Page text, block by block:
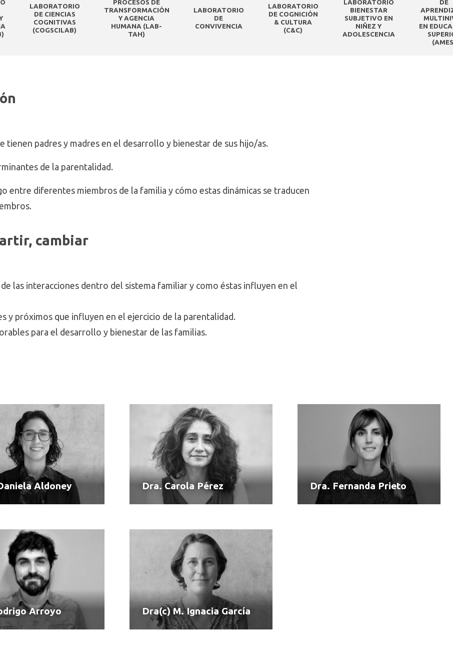
LABORATORIO
DE CIENCIAS
COGNITIVAS
(COGSCILAB)
PROCESOS DE
TRANSFORMACIÓN
Y AGENCIA
HUMANA (LAB-
TAH)
LABORATORIO
DE
CONVIVENCIA
LABORATORIO
DE COGNICIÓN
& CULTURA
(C&C)
LABORATORIO
BIENESTAR
SUBJETIVO EN
NIÑEZ Y
ADOLESCENCIA
DE
EN
tienen padres y madres en el desarrollo y bienestar de sus hijo/as.
de la parentalidad.
entre diferentes miembros de la familia y cómo estas dinámicas se traducen
cambiar
las interacciones dentro del sistema familiar y como éstas influyen en el
y próximos que influyen en el ejercicio de la parentalidad.
para el desarrollo y bienestar de las familias.
Aldoney Dra. Carola Pérez Dra. Fernanda Prieto
Arroyo Dra(c) M. Ignacia García